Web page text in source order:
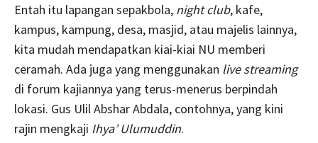
Entah itu lapangan sepakbola, night club, kafe,
kampus, kampung, desa, masjid, atau majelis lainnya,
kita mudah mendapatkan kiai-kiai NU memberi
ceramah. Ada juga yang menggunakan live streaming
di forum kajiannya yang terus-menerus berpindah
lokasi. Gus Ulil Abshar Abdala, contohnya, yang kini
rajin mengkaji Ihya’ Ulumuddin.